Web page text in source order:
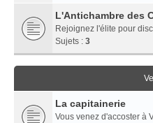
L'Antichambre des
Rejoignez l'élite pour
Sujets : 3
La capitainerie
Vous venez d'accoster à